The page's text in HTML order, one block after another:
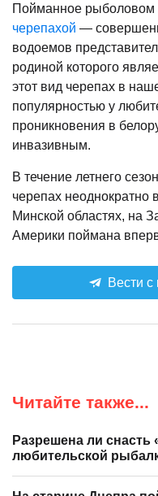
Пойманное рыболовом
черепахой —
водоемов
родиной которого
этот вид черепах в
популярностью у
проникновения в
инвазивным.
В течение летнего
черепах неоднократно
Минской областях, на
Америки поймана
Вести
Читайте также...
Разрешена ли снасть
любительской